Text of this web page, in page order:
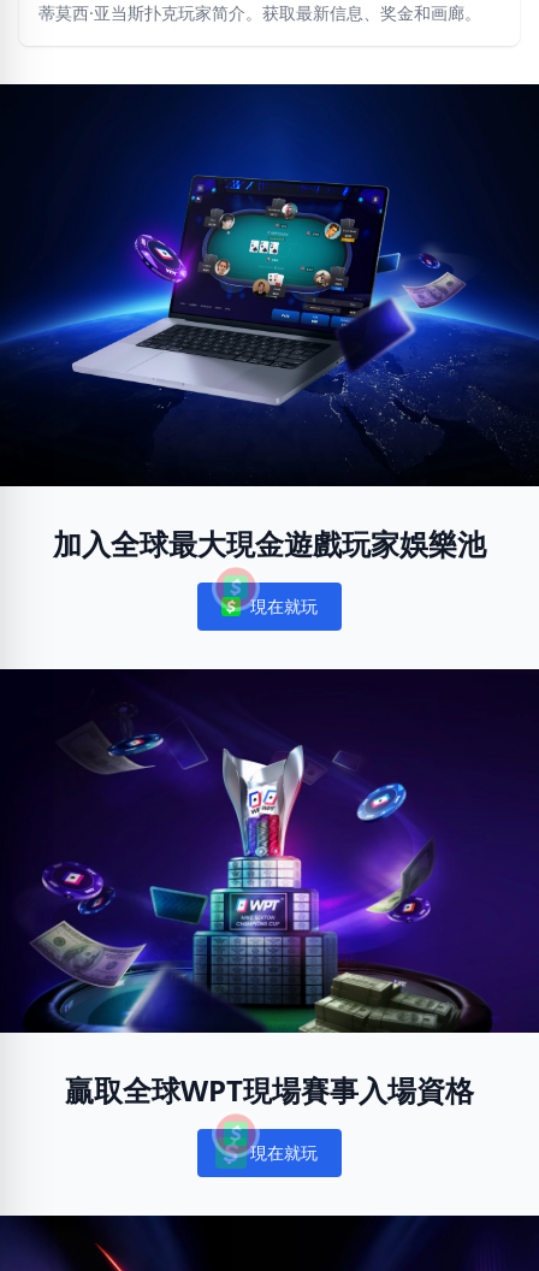
蒂莫西·亚当斯扑克玩家简介。获取最新信息、奖金和画廊。
加入全球最大現金遊戲玩家娛樂池
Notifications
現在就玩
贏取全球WPT現場賽事入場資格
Notifications
現在就玩